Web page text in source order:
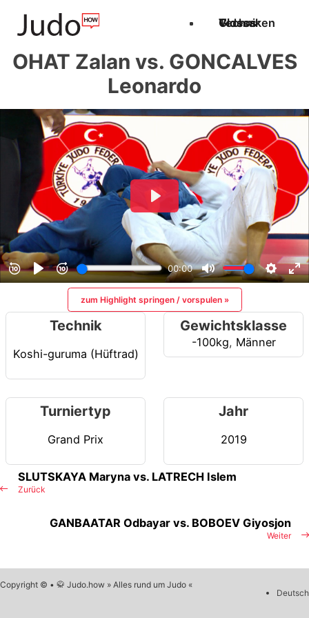
Techniken
Videos
Glossar
OHAT Zalan vs. GONCALVES
Leonardo
zum Highlight springen / vorspulen »
Technik
Koshi-guruma (Hüftrad)
Gewichtsklasse
-100kg, Männer
Turniertyp
Grand Prix
Jahr
2019
Zurück
SLUTSKAYA Maryna vs. LATRECH Islem
Weiter
GANBAATAR Odbayar vs. BOBOEV Giyosjon
Copyright © • 🥋 Judo.how » Alles rund um Judo «
Deutsch